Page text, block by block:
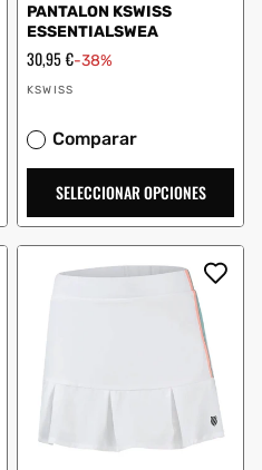
PANTALON KSWISS
ESSENTIALSWEA
Precio
oferta
30,95 €-38%
Proveedor:
KSWISS
Comparar
SELECCIONAR OPCIONES